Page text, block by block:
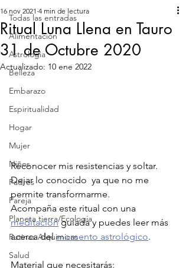
Todas las entradas
Alimentación
Astrologia
Belleza
Embarazo
Espiritualidad
Hogar
Mujer
Niños
Padres
Pareja
Planeta tierra/Ecologia
Rutinas Alquimicas
Salud
Ritual Luna Llena en Tauro
31 de Octubre 2020
16 nov 2021 4 min de lectura
Actualizado: 10 ene 2022
Reconocer mis resistencias y soltar.
Dejar lo conocido  ya que no me
permite transformarme.
Acompaña este ritual con una
meditación guiada y puedes leer más
acerca del momento astrológico.
Material que necesitarás: